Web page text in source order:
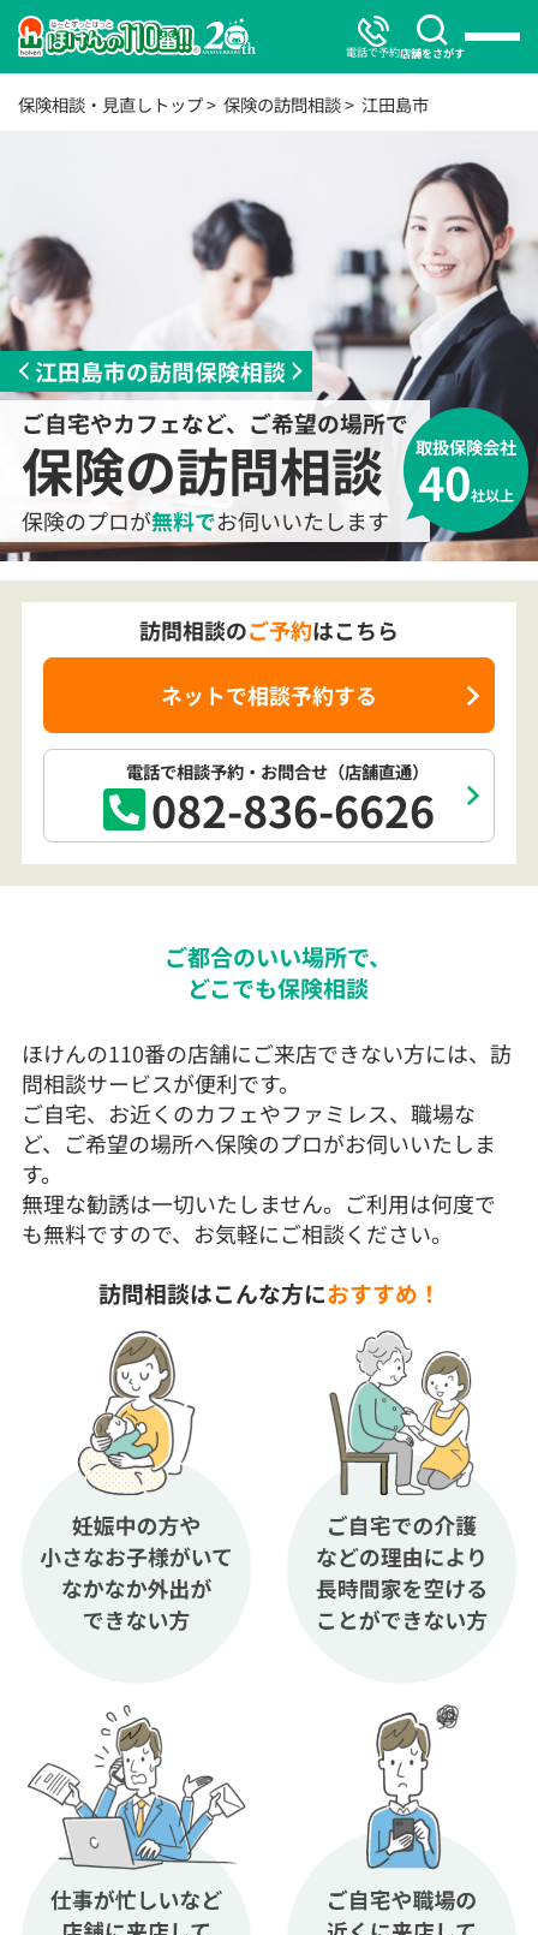
電話で予約店舗をさがす
保険相談・見直しトップ 保険の訪問相談 江田島市
江田島市の訪問保険相談
ご自宅やカフェなど、ご希望の場所で
保険の訪問相談
保険のプロが無料でお伺いいたします
取扱保険会社
40社以上
電話で相談予約 ・お問合せ （店舗直通）
082-836-6626
訪問相談のご予約はこちら
ネットで相談予約する
ご都合のいい場所で、
どこでも保険相談
ほけんの110番の店舗にご来店できない方には、訪
問相談サービスが便利です。
ご自宅、お近くのカフェやファミレス、職場な
ど、ご希望の場所へ保険のプロがお伺いいたしま
す。
無理な勧誘は一切いたしません。ご利用は何度で
も無料ですので、お気軽にご相談ください。
訪問相談はこんな方におすすめ！